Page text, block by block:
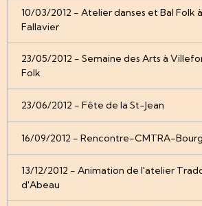
10/03/2012 - Atelier danses et Bal Folk
Fallavier
23/05/2012 - Semaine des Arts à
Folk
23/06/2012 - Fête de la St-Jean
16/09/2012 - Rencontre-CMTRA-
13/12/2012 - Animation de l'atelier
d'Abeau